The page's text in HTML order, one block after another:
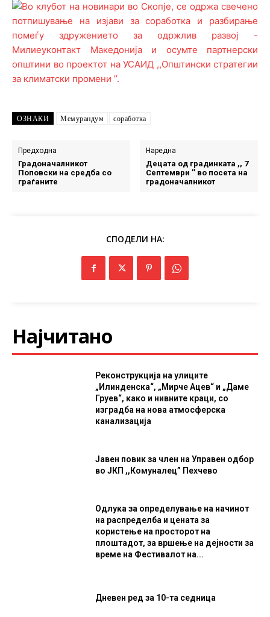
ОЗНАКИ Мемурандум соработка
Предходна
Градоначалникот
Поповски на средба со
граѓаните
Наредна
Децата од градинката ,, 7
Септември ’’ во посета на
градоначалникот
СПОДЕЛИ НА:
Најчитано
Реконструкција на улиците
„Илинденска“, „Мирче Ацев“ и „Даме
Груев“, како и нивните краци, со
изградба на нова атмосферска
канализација
Јавен повик за член на Управен одбор
во ЈКП ,,Комуналец” Пехчево
Одлука за определување на начинот
на распределба и цената за
користење на просторот на
плоштадот, за вршење на дејности за
време на Фестивалот на...
Дневен ред за 10-та седница